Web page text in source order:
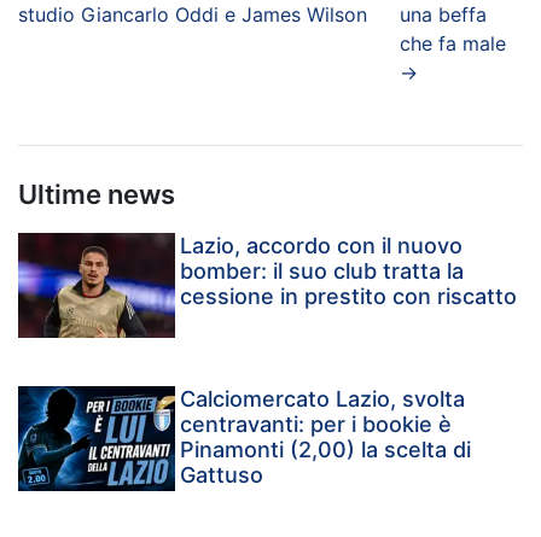
studio Giancarlo Oddi e James Wilson
una beffa
che fa male
→
Ultime news
Lazio, accordo con il nuovo
bomber: il suo club tratta la
cessione in prestito con riscatto
Calciomercato Lazio, svolta
centravanti: per i bookie è
Pinamonti (2,00) la scelta di
Gattuso